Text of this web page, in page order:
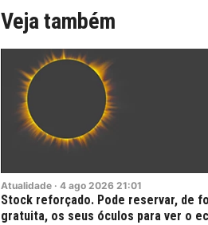
Veja também
Atualidade · 4 ago 2026 21:01
Stock reforçado. Pode reservar, de
gratuita, os seus óculos para ver o